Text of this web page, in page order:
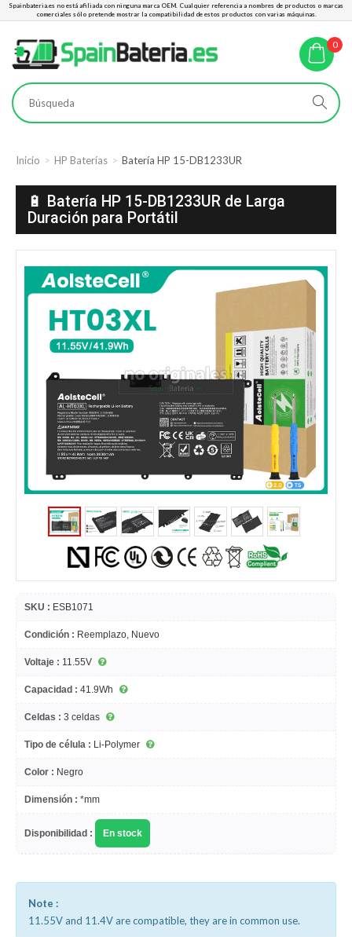
Spainbateria.es no está afiliada con ninguna marca OEM. Cualquier referencia a nombres de productos o marcas
comerciales sólo pretende mostrar la compatibilidad de estos productos con varias máquinas.
0
Inicio HP Baterías Batería HP 15-DB1233UR
🔋 Batería HP 15-DB1233UR de Larga
Duración para Portátil
SKU : ESB1071
Condición : Reemplazo, Nuevo
Voltaje : 11.55V
Capacidad : 41.9Wh
Celdas : 3 celdas
Tipo de célula : Li-Polymer
Color : Negro
Dimensión : *mm
Disponibilidad : En stock
Note :
11.55V and 11.4V are compatible, they are in common use.